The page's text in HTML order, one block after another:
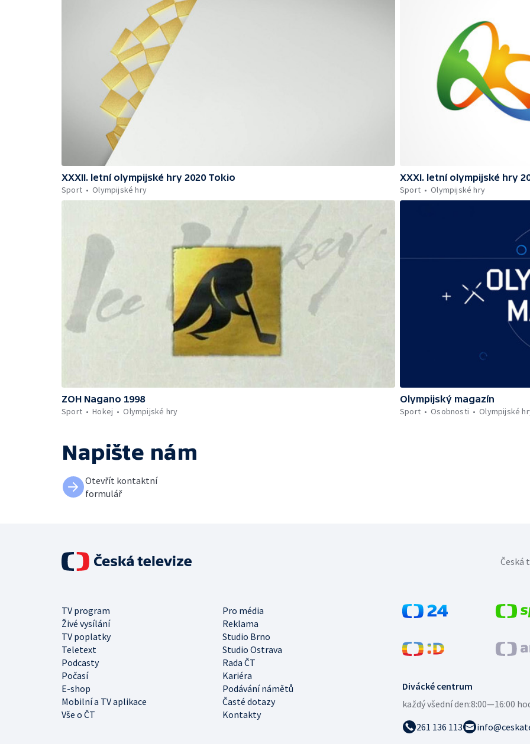
XXXII. letní olympijské hry 2020 Tokio
Sport
Olympijské hry
XXXI. letní olympijské hry
Sport
Olympijské hry
ZOH Nagano 1998
Sport
Hokej Olympijské hry
Olympijský magazín
Sport
Osobnosti Olympijské
Napište nám
Otevřít kontaktní
formulář
Divácké centrum
každý všední den:8:00—16:00
261 136 113
TV program
Pro média
Živé vysílání
Reklama
TV poplatky
Studio Brno
Teletext
Studio Ostrava
Podcasty
Rada ČT
Počasí
Kariéra
E-shop
Podávání námětů
Mobilní a TV aplikace
Časté dotazy
Vše o ČT
Kontakty
Česká